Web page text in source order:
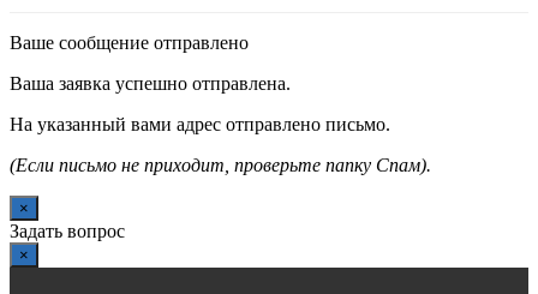
Ваше сообщение отправлено
Ваша заявка успешно отправлена.
На указанный вами адрес отправлено письмо.
(Если письмо не приходит, проверьте папку Спам).
×
Задать вопрос
×